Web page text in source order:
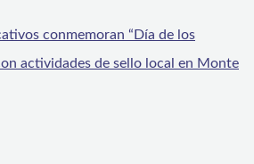
conmemoran “Día de los
actividades de sello local en Monte